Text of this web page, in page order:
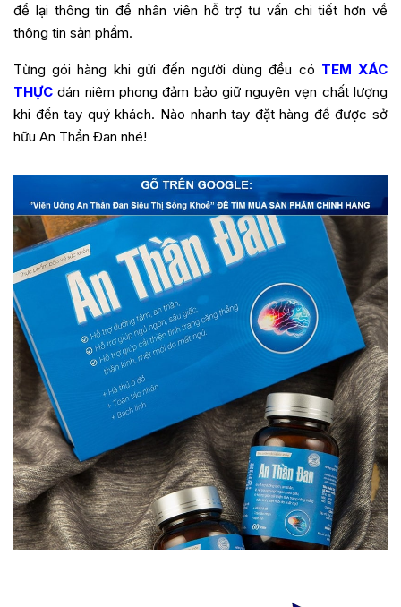
để lại thông tin để nhân viên hỗ trợ tư vấn chi tiết hơn về
thông tin sản phẩm.
Từng gói hàng khi gửi đến người dùng đều có TEM XÁC
THỰC dán niêm phong đảm bảo giữ nguyên vẹn chất lượng
khi đến tay quý khách. Nào nhanh tay đặt hàng để được sở
hữu An Thần Đan nhé!